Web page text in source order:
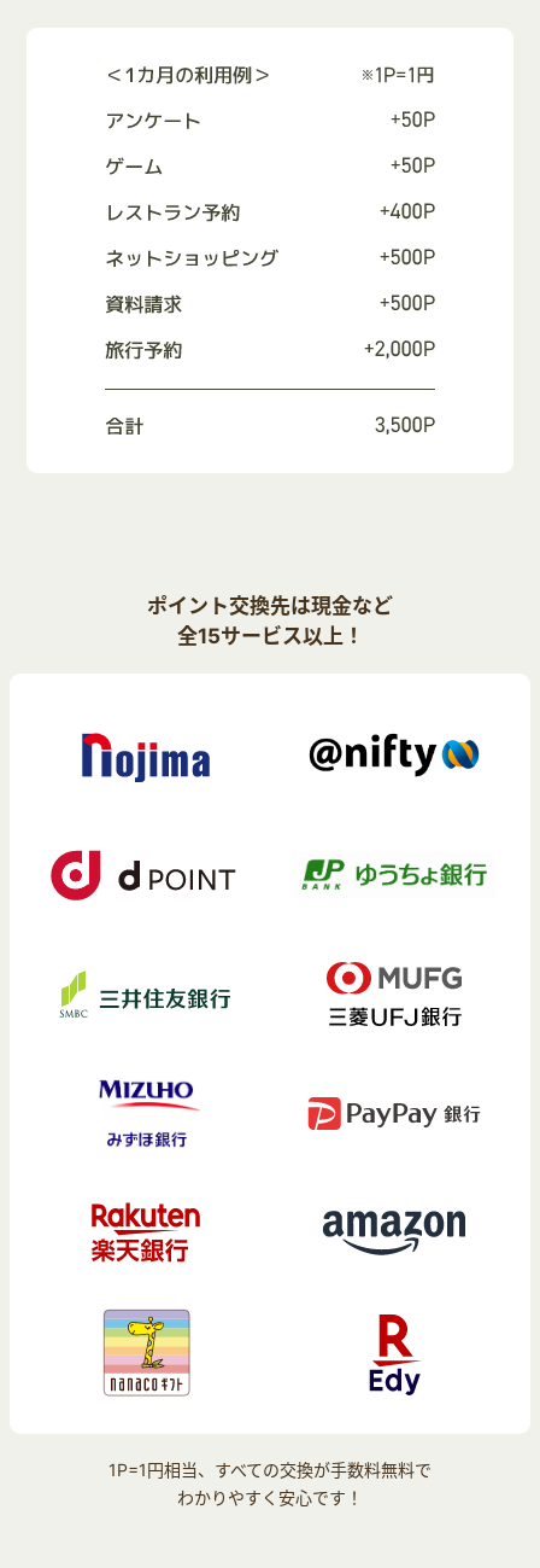
ポイント交換先は現金など
全15サービス以上！
1P=1円相当、すべての交換が手数料無料で
わかりやすく安心です！